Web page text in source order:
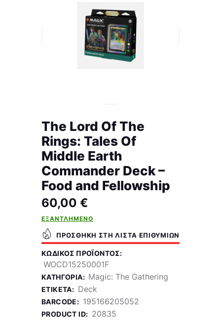
The Lord Of The
Rings: Tales Of
Middle Earth
Commander Deck –
Food and Fellowship
60,00 €
ΕΞΑΝΤΛΗΜΈΝΟ
ΠΡΟΣΘΉΚΗ ΣΤΗ ΛΊΣΤΑ ΕΠΙΘΥΜΙΏΝ
ΚΩΔΙΚΌΣ ΠΡΟΪΌΝΤΟΣ:
WOCD15250001F
ΚΑΤΗΓΟΡΊΑ: Magic: The Gathering
ΕΤΙΚΈΤΑ: Deck
BARCODE: 195166205052
PRODUCT ID: 20835